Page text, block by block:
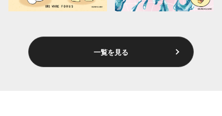
一覧を見る